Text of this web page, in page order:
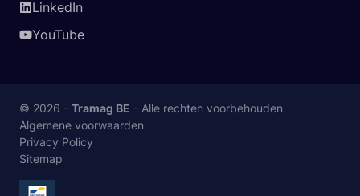
LinkedIn
YouTube
© 2026 - Tramag BE - Alle rechten voorbehouden
Algemene voorwaarden
Privacy Policy
Sitemap